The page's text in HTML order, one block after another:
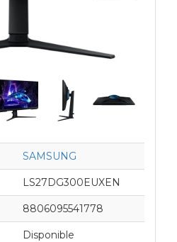
SAMSUNG
LS27DG300EUXEN
8806095541778
Disponible